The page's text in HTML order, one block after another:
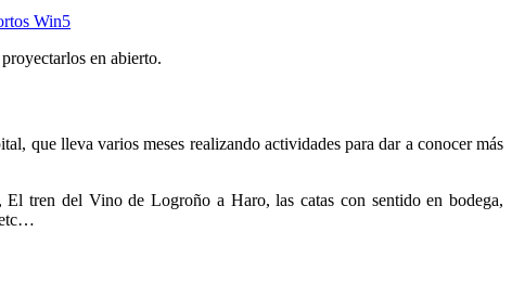
Win5
en abierto.
que lleva varios meses realizando actividades para dar a conocer más
tren del Vino de Logroño a Haro, las catas con sentido en bodega,
etc…